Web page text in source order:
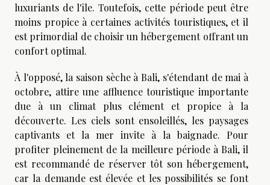
luxuriants de l'île. Toutefois, cette période peut être
moins propice à certaines activités touristiques, et il
est primordial de choisir un hébergement offrant un
confort optimal.
À l'opposé, la saison sèche à Bali, s'étendant de mai à
octobre, attire une affluence touristique importante
due à un climat plus clément et propice à la
découverte. Les ciels sont ensoleillés, les paysages
captivants et la mer invite à la baignade. Pour
profiter pleinement de la meilleure période à Bali, il
est recommandé de réserver tôt son hébergement,
car la demande est élevée et les possibilités se font